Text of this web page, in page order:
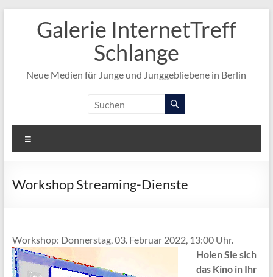
springenGalerie InternetTreff
Schlange
Neue Medien für Junge und Junggebliebene in Berlin
Workshop Streaming-Dienste
Workshop: Donnerstag, 03. Februar 2022, 13:00 Uhr.
Holen Sie sich
das Kino in Ihr